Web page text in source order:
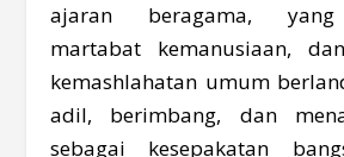
ajaran beragama,
martabat kemanusiaan,
kemashlahatan umum
adil, berimbang, dan
sebagai kesepakatan